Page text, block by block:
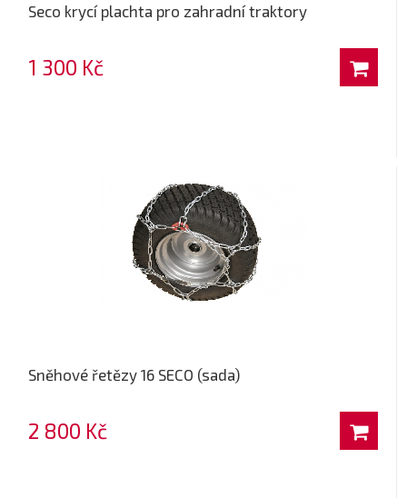
Seco krycí plachta pro zahradní traktory
1 300 Kč
Sněhové řetězy 16 SECO (sada)
2 800 Kč